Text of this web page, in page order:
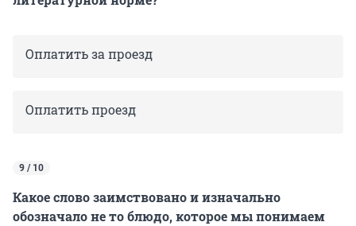
Оплатить за проезд
Оплатить проезд
9 / 10
Какое слово заимствовано и изначально
обозначало не то блюдо, которое мы понимаем